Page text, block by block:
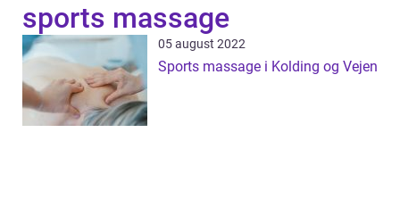
sports massage
05 august 2022
Sports massage i Kolding og Vejen